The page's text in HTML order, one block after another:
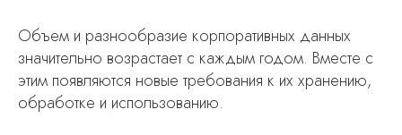
Объем и разнообразие корпоративных данных
значительно возрастает с каждым годом. Вместе с
этим появляются новые требования к их хранению,
обработке и использованию.